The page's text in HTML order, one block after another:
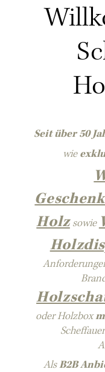
Seit über 50
wie
Holzsowie
oder Holzbox
AlsB2B